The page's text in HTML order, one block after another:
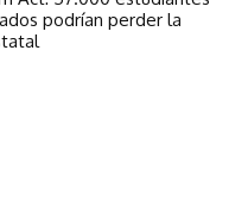
podrían perder la